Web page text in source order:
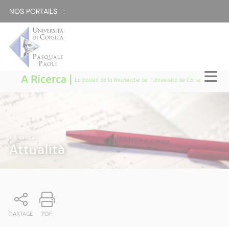
NOS PORTAILS :
A Ricerca | Le portail de la Recherche de l'Université de Corse
A RICERCA
Attualità
PARTAGE PDF